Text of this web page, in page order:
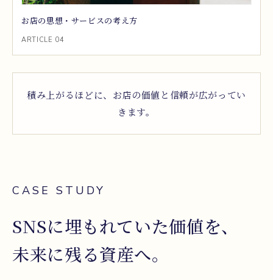
お店の思想・サービスの考え方
ARTICLE 04
積み上がるほどに、お店の価値と信頼が広がってい
きます。
CASE STUDY
SNSに埋もれていた価値を、
未来に残る資産へ。